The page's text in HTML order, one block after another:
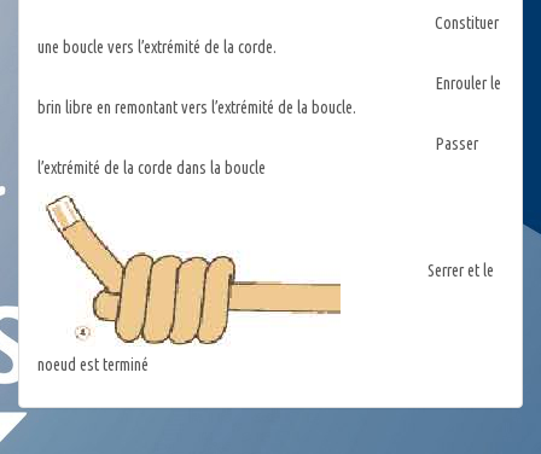
Constituer
une boucle vers l’extrémité de la corde.
Enrouler le
brin libre en remontant vers l’extrémité de la boucle.
Passer
l’extrémité de la corde dans la boucle
Serrer et le
noeud est terminé